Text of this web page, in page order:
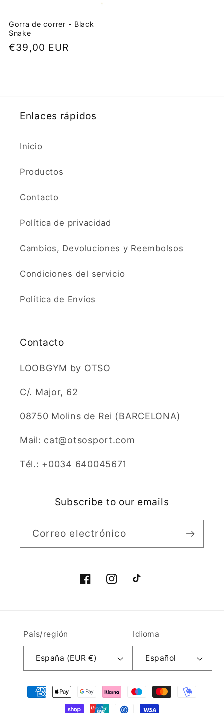
Gorra de correr - Black
Snake
Precio
€39,00 EUR
Enlaces rápidos
Inicio
Productos
Contacto
Política de privacidad
Cambios, Devoluciones y Reembolsos
Condiciones del servicio
Política de Envíos
Contacto
LOOBGYM by OTSO
C/. Major, 62
08750 Molins de Rei (BARCELONA)
Mail: cat@otsosport.com
Tél.: +0034 640045671
Subscribe to our emails
Correo electrónico
FacebookInstagramTikTok
País/región
España (EUR €)
Idioma
Español
Formas